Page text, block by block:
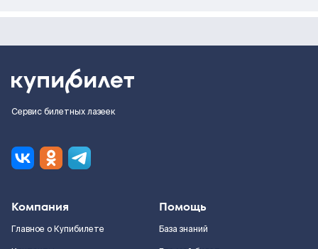
Сервис билетных лазеек
Компания
Главное о Купибилете
Помощь
База знаний